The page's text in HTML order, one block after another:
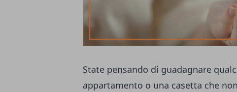
State pensando di guadagnare
appartamento o una casetta che